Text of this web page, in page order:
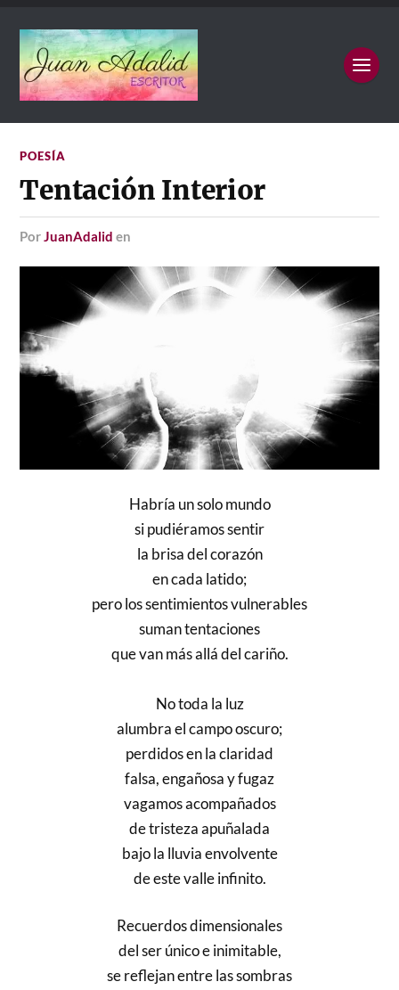
POESÍA
Tentación Interior
porJuanAdalid en
Habría un solo mundo
si pudiéramos sentir
la brisa del corazón
en cada latido;
pero los sentimientos vulnerables
suman tentaciones
que van más allá del cariño.
No toda la luz
alumbra el campo oscuro;
perdidos en la claridad
falsa, engañosa y fugaz
vagamos acompañados
de tristeza apuñalada
bajo la lluvia envolvente
de este valle infinito.
Recuerdos dimensionales
del ser único e inimitable,
se reflejan entre las sombras